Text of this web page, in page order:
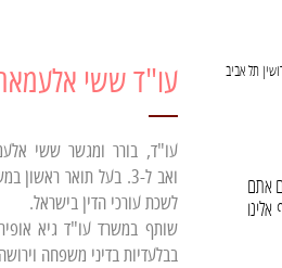
תל אביב
אתם
עו"ד ששי
לשכת עורכי הדין בישראל.
שותף במשרד עו"ד גיא
בבלעדיות בדיני משפחה וירושה